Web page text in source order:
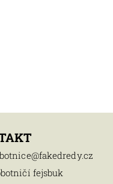
@fakedredy.cz
fejsbuk